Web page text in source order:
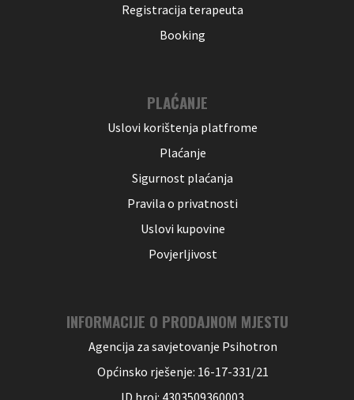
Registracija terapeuta
Booking
PLAĆANJE
Uslovi korištenja platfrome
Plaćanje
Sigurnost plaćanja
Pravila o privatnosti
Uslovi kupovine
Povjerljivost
INFORMACIJE O PRODAJNOM MJESTU
Agencija za savjetovanje Psihotron
Općinsko rješenje: 16-17-331/21
ID broj: 4303509360003